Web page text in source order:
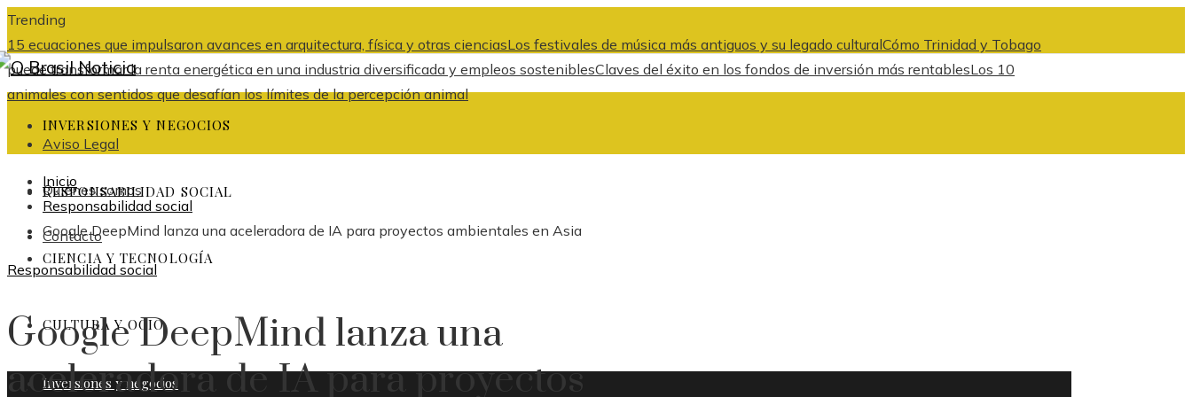
Trending
15 ecuaciones que impulsaron avances en arquitectura, física y otras cienciasLos festivales de música más antiguos y su legado culturalCómo Trinidad y Tobago
puede transformar la renta energética en una industria diversificada y empleos sosteniblesClaves del éxito en los fondos de inversión más rentablesLos 10
animales con sentidos que desafían los límites de la percepción animal
Aviso Legal
Quiénes somos
Contacto
INVERSIONES Y NEGOCIOS
RESPONSABILIDAD SOCIAL
CIENCIA Y TECNOLOGÍA
CULTURA Y OCIO
Inversiones y negocios
Inicio
Responsabilidad social
Google DeepMind lanza una aceleradora de IA para proyectos ambientales en Asia
Responsabilidad social
Google DeepMind lanza una
aceleradora de IA para proyectos